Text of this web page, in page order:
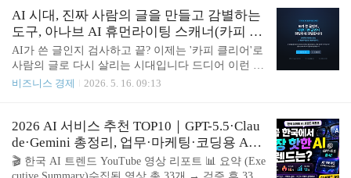
수익화 블로그 전용 분석(AI 탐지 카피 클리어) 발행
전..
형 문서입니다.오늘의 핵심AI는 답변 도구에서 파일,
브라우저, 코드, 메일, 업무 시스템을 다루는 에이전
트로 이동 중입니다.바로 볼 섹션새 서비스/업데이트
별 한국어 튜토리얼과 복사 가능한 프롬프트를 먼저
확인하세요.운영 원칙자동 실행보다 초안 생성, 검
증, 사람 승인 단계를 먼저 두는 것이 안전합니다.목
트 서비스 및 업데이트 튜토리얼업무 자동화 튜토리
얼/가이드실제 업무 자동화 사례와 구현..
AI 시대, 진짜 사람의 글을 만들고 감별하는
도구, 아나브 AI 휴먼라이팅 스캐너(카피 클
리어)
AI가 쓴 글인지 검사하고 끝? 이제는 '카피 클리어'로
사람의 글로 다시 살리는 시대입니다 드디어 이런 도
구가 나왔다. AI가 쓴 글을 단순히 “잡아내는” 수준
바로 아나브 AI 휴먼라이팅 스캐너다. 요즘은 글을
쓰는 방식 자체가 달라졌다.블로그 글도 AI로 초안을
잡고, 자기소개서도 AI 도움을 받고, 보고서와 홍보
문도 AI를 거쳐 나온다. 문제는 여기서 끝나지 않는
비즈니스 경제 2026. 5. 16. 09:13
2026 AI 서비스 추천 TOP10｜GPT-5.5·Clau
de·Gemini 총정리, 업무·마케팅·코딩용 AI
툴 전부 정리 | 한국 AI 트렌드 YouTube 영상
🎬 한국 AI 트렌드 YouTube 영상 리포트 📊 요약 (Exe